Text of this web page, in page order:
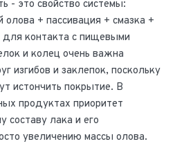
- это свойство системы:
олова + пассивация + смазка +
контакта с пищевыми
и колец очень важна
изгибов и заклепок, поскольку
истончить покрытие. В
продуктах приоритет
составу лака и его
увеличению массы олова.